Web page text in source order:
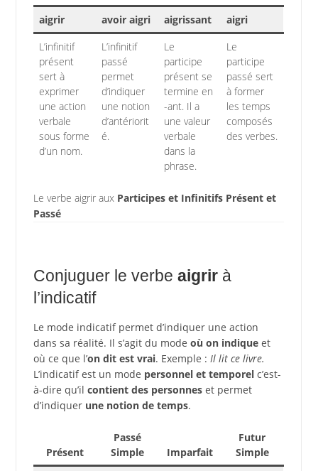
aigrir
avoir aigri aigrissant
aigri
L’infinitif
présent
sert à
exprimer
une action
verbale
sous forme
d’un nom.
L’infinitif
passé
permet
d’indiquer
une notion
d’antériorit
é.
Le
participe
présent se
termine en
-ant. Il a
une valeur
verbale
dans la
phrase.
Le
participe
passé sert
à former
les temps
composés
des verbes.
Le verbe aigrir aux Participes et Infinitifs Présent et
Passé
Conjuguer le verbe aigrirà
l’indicatif
Le mode indicatif permet d’indiquer une action
dans sa réalité. Il s’agit du mode où on indiqueet
où ce que l’on dit est vrai. Exemple : Il lit ce livre.
L’indicatif est un mode personnel et temporelc’est-
à-dire qu’il contient des personneset permet
d’indiquer une notion de temps.
Présent
Passé
Simple
Imparfait
Futur
Simple